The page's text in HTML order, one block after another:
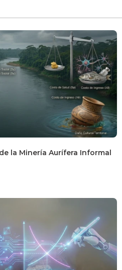
la Minería Aurífera Informal